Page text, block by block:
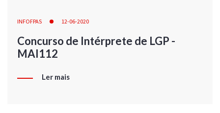
INFOFPAS 12-06-2020
Concurso de Intérprete de LGP -
MAI112
Ler mais